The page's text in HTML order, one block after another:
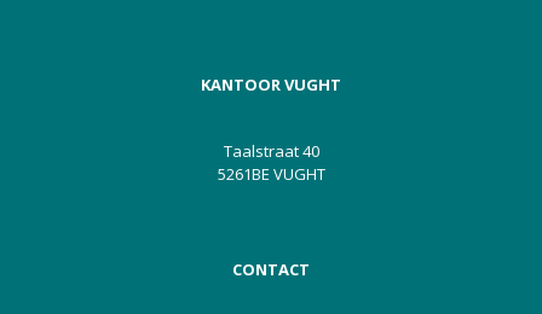
KANTOOR VUGHT
Taalstraat 40
5261BE VUGHT
CONTACT